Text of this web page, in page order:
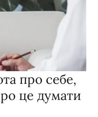
про себе,
це думати